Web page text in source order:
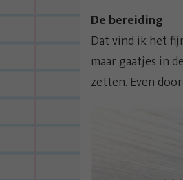
De bereiding
Dat vind ik het
maar gaatjes in
zetten. Even